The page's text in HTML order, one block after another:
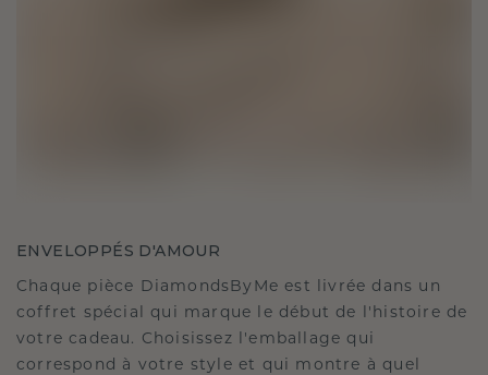
ENVELOPPÉS D'AMOUR
Chaque pièce DiamondsByMe est livrée dans un
coffret spécial qui marque le début de l'histoire de
votre cadeau. Choisissez l'emballage qui
correspond à votre style et qui montre à quel